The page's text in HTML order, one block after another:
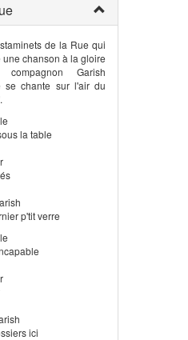
de la Rue qui
une chanson à la gloire
Garish
se chante sur l'air du
la table
p'tit verre
ici